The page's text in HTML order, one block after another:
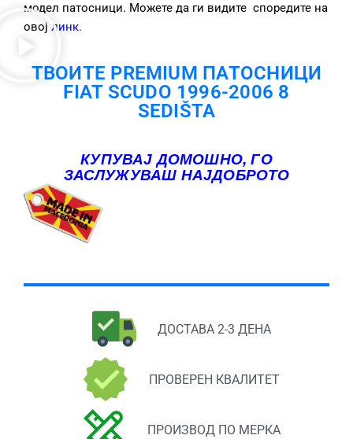
модел патосници. Можете да ги видите споредите на
овој линк.
ТВОИТЕ PREMIUM ПАТОСНИЦИ
FIAT SCUDO 1996-2006 8
SEDIŠTA
КУПУВАЈ ДОМОШНО, ГО
ЗАСЛУЖУВАШ НАЈДОБРОТО
ДОСТАВА 2-3 ДЕНА
ПРОВЕРЕН КВАЛИТЕТ
ПРОИЗВОД ПО МЕРКА